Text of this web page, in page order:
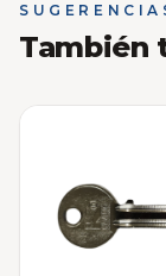
También